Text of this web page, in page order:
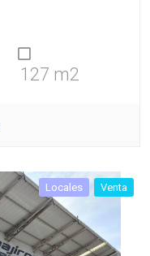
127 m2
Locales Venta